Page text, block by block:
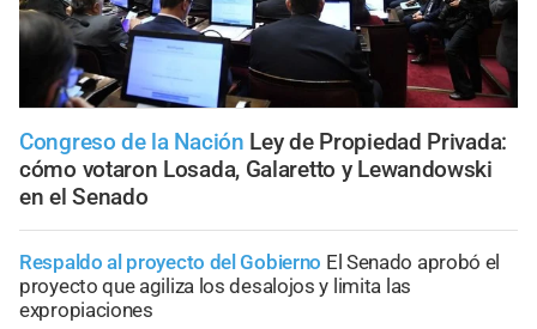
Congreso de la Nación Ley de Propiedad Privada:
cómo votaron Losada, Galaretto y Lewandowski
en el Senado
Respaldo al proyecto del Gobierno El Senado aprobó el
proyecto que agiliza los desalojos y limita las
expropiaciones